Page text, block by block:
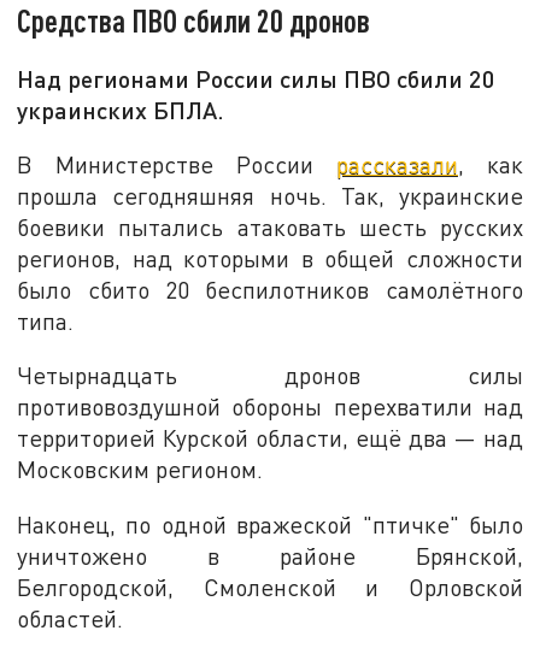
Средства ПВО сбили 20 дронов
Над регионами России силы ПВО сбили 20
украинских БПЛА.
В Министерстве России рассказали, как
прошла сегодняшняя ночь. Так, украинские
боевики пытались атаковать шесть русских
регионов, над которыми в общей сложности
было сбито 20 беспилотников самолётного
типа.
Четырнадцать дронов силы
противовоздушной обороны перехватили над
территорией Курской области, ещё два — над
Московским регионом.
Наконец, по одной вражеской "птичке" было
уничтожено в районе Брянской,
Белгородской, Смоленской и Орловской
областей.